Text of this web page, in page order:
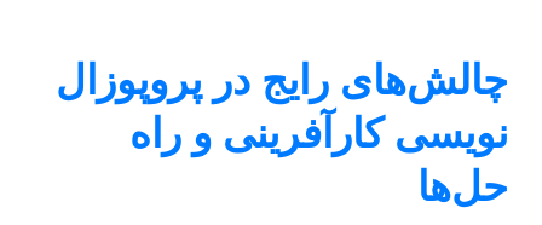
رایج در پروپوزال
کارآفرینی و راه